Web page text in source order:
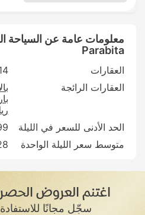
معلومات عامة عن السياحة
Parabita
العقارات
العقارات الرائجة
الحد الأدنى للسعر في الليلة
$
متوسط سعر الليلة الواحدة
$
اغتنم العروض
سجّل مجانًا